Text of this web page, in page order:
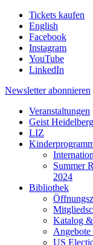
Tickets kaufen
English
Facebook
Instagram
YouTube
LinkedIn
Newsletter abonnieren
Veranstaltungen
Geist Heidelberg
LIZ
Summer
2024
Bibliothek
Katalog
Angebote
US